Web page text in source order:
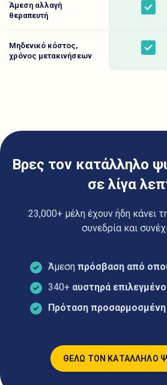
Άμεση αλλαγή
θεραπευτή
Yes
Μηδενικό κόστος,
χρόνος μετακινήσεων
Yes
Βρες τον κατάλληλο
σε λίγα
23,000+ μέλη έχουν ήδη κάνει
συνεδρία και
Άμεση πρόσβαση από
340+ αυστηρά
Πρόταση προσαρμοσμένη
ΘΕΛΩ ΤΟΝ ΚΑΤΑΛΛΗΛΟ